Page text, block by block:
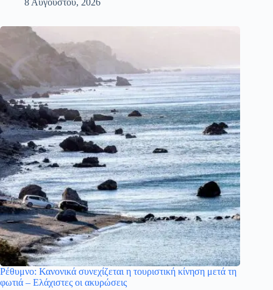
8 Αυγούστου, 2026
Ρέθυμνο: Κανονικά συνεχίζεται η τουριστική κίνηση μετά τη
φωτιά – Ελάχιστες οι ακυρώσεις